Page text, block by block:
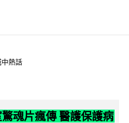
熱話
魂片瘋傳 醫護保護病